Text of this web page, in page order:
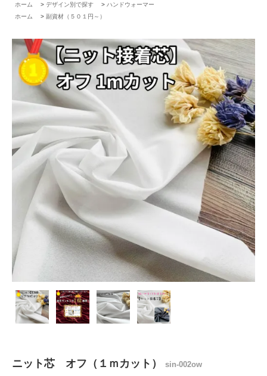
ホーム
> デザイン別で探す > ハンドウォーマー
ホーム
> 副資材（５０１円～）
ニット芯 オフ（１ｍカット） sin-002ow